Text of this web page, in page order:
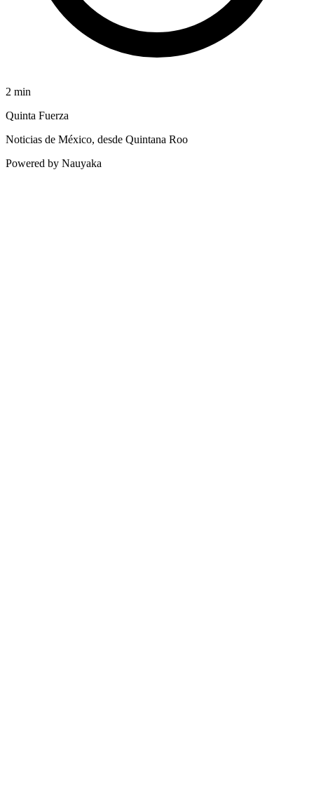
2 min
Quinta Fuerza
Noticias de México, desde Quintana Roo
Powered by Nauyaka